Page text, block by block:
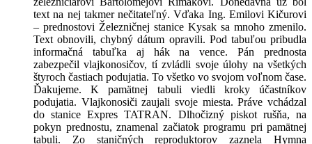
text na nej takmer nečitateľný. Vďaka Ing. Emilovi Kičurovi
– prednostovi Železničnej stanice Kysak sa mnoho zmenilo.
Text obnovili, chybný dátum opravili. Pod tabuľou pribudla
informačná tabuľka aj hák na vence. Pán prednosta
zabezpečil vlajkonosičov, tí zvládli svoje úlohy na všetkých
štyroch častiach podujatia. To všetko vo svojom voľnom čase.
Ďakujeme. K pamätnej tabuli viedli kroky účastníkov
podujatia. Vlajkonosiči zaujali svoje miesta. Práve vchádzal
do stanice Expres TATRAN. Dlhočizný piskot rušňa, na
pokyn prednostu, znamenal začiatok programu pri pamätnej
tabuli. Zo staničných reproduktorov zaznela Hymna